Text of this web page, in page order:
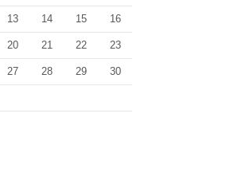
13 14 15 16
20 21 22 23
27 28 29 30